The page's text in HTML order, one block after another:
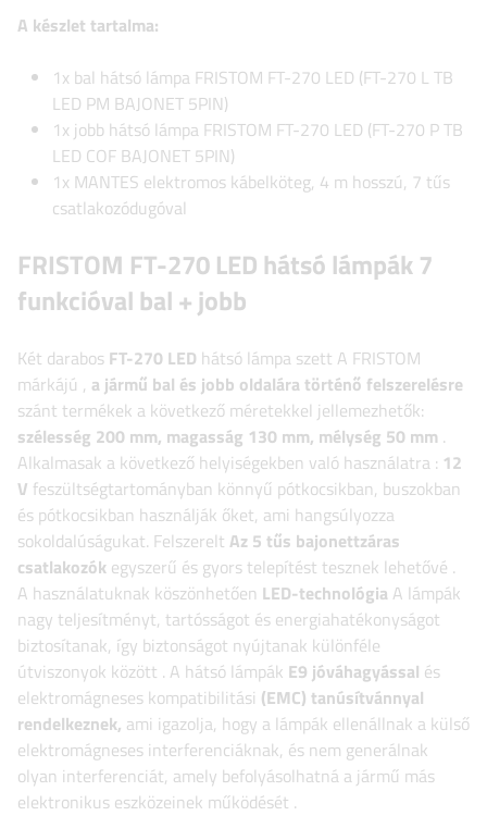
A készlet tartalma:
1x bal hátsó lámpa FRISTOM FT-270 LED (FT-270 L TB
LED PM BAJONET 5PIN)
1x jobb hátsó lámpa FRISTOM FT-270 LED (FT-270 P TB
LED COF BAJONET 5PIN)
1x MANTES elektromos kábelköteg, 4 m hosszú, 7 tűs
csatlakozódugóval
FRISTOM FT-270 LED hátsó lámpák 7
funkcióval bal + jobb
Két darabos FT-270 LED hátsó lámpa szett A FRISTOM
márkájú , a jármű bal és jobb oldalára történő felszerelésre
szánt termékek a következő méretekkel jellemezhetők:
szélesség 200 mm, magasság 130 mm, mélység 50 mm .
Alkalmasak a következő helyiségekben való használatra : 12
V feszültségtartományban könnyű pótkocsikban, buszokban
és pótkocsikban használják őket, ami hangsúlyozza
sokoldalúságukat. Felszerelt Az 5 tűs bajonettzáras
csatlakozók egyszerű és gyors telepítést tesznek lehetővé .
A használatuknak köszönhetően LED-technológia A lámpák
nagy teljesítményt, tartósságot és energiahatékonyságot
biztosítanak, így biztonságot nyújtanak különféle
útviszonyok között . A hátsó lámpák E9 jóváhagyással és
elektromágneses kompatibilitási (EMC) tanúsítvánnyal
rendelkeznek, ami igazolja, hogy a lámpák ellenállnak a külső
elektromágneses interferenciáknak, és nem generálnak
olyan interferenciát, amely befolyásolhatná a jármű más
elektronikus eszközeinek működését .